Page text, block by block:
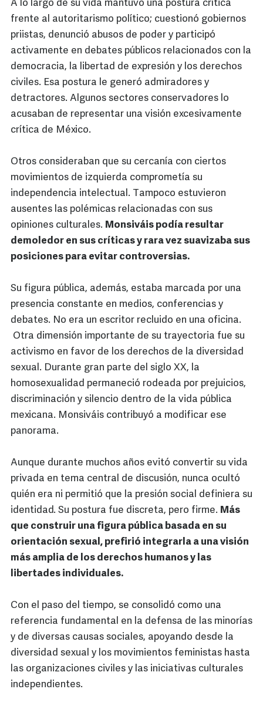
A lo largo de su vida mantuvo una postura crítica
frente al autoritarismo político; cuestionó gobiernos
priistas, denunció abusos de poder y participó
activamente en debates públicos relacionados con la
democracia, la libertad de expresión y los derechos
civiles. Esa postura le generó admiradores y
detractores. Algunos sectores conservadores lo
acusaban de representar una visión excesivamente
crítica de México.
Otros consideraban que su cercanía con ciertos
movimientos de izquierda comprometía su
independencia intelectual. Tampoco estuvieron
ausentes las polémicas relacionadas con sus
opiniones culturales. Monsiváis podía resultar
demoledor en sus críticas y rara vez suavizaba sus
posiciones para evitar controversias.
Su figura pública, además, estaba marcada por una
presencia constante en medios, conferencias y
debates. No era un escritor recluido en una oficina.
Otra dimensión importante de su trayectoria fue su
activismo en favor de los derechos de la diversidad
sexual. Durante gran parte del siglo XX, la
homosexualidad permaneció rodeada por prejuicios,
discriminación y silencio dentro de la vida pública
mexicana. Monsiváis contribuyó a modificar ese
panorama.
Aunque durante muchos años evitó convertir su vida
privada en tema central de discusión, nunca ocultó
quién era ni permitió que la presión social definiera su
identidad. Su postura fue discreta, pero firme. Más
que construir una figura pública basada en su
orientación sexual, prefirió integrarla a una visión
más amplia de los derechos humanos y las
libertades individuales.
Con el paso del tiempo, se consolidó como una
referencia fundamental en la defensa de las minorías
y de diversas causas sociales, apoyando desde la
diversidad sexual y los movimientos feministas hasta
las organizaciones civiles y las iniciativas culturales
independientes.